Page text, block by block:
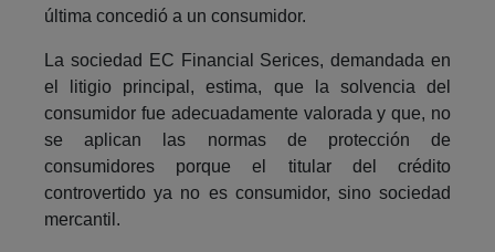
última concedió a un consumidor.
La sociedad EC Financial Serices, demandada en
el litigio principal, estima, que la solvencia del
consumidor fue adecuadamente valorada y que, no
se aplican las normas de protección de
consumidores porque el titular del crédito
controvertido ya no es consumidor, sino sociedad
mercantil.